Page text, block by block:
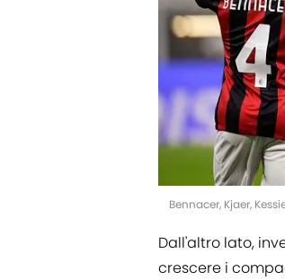
Bennacer, Kjaer,
Dall'altro lato,
crescere i